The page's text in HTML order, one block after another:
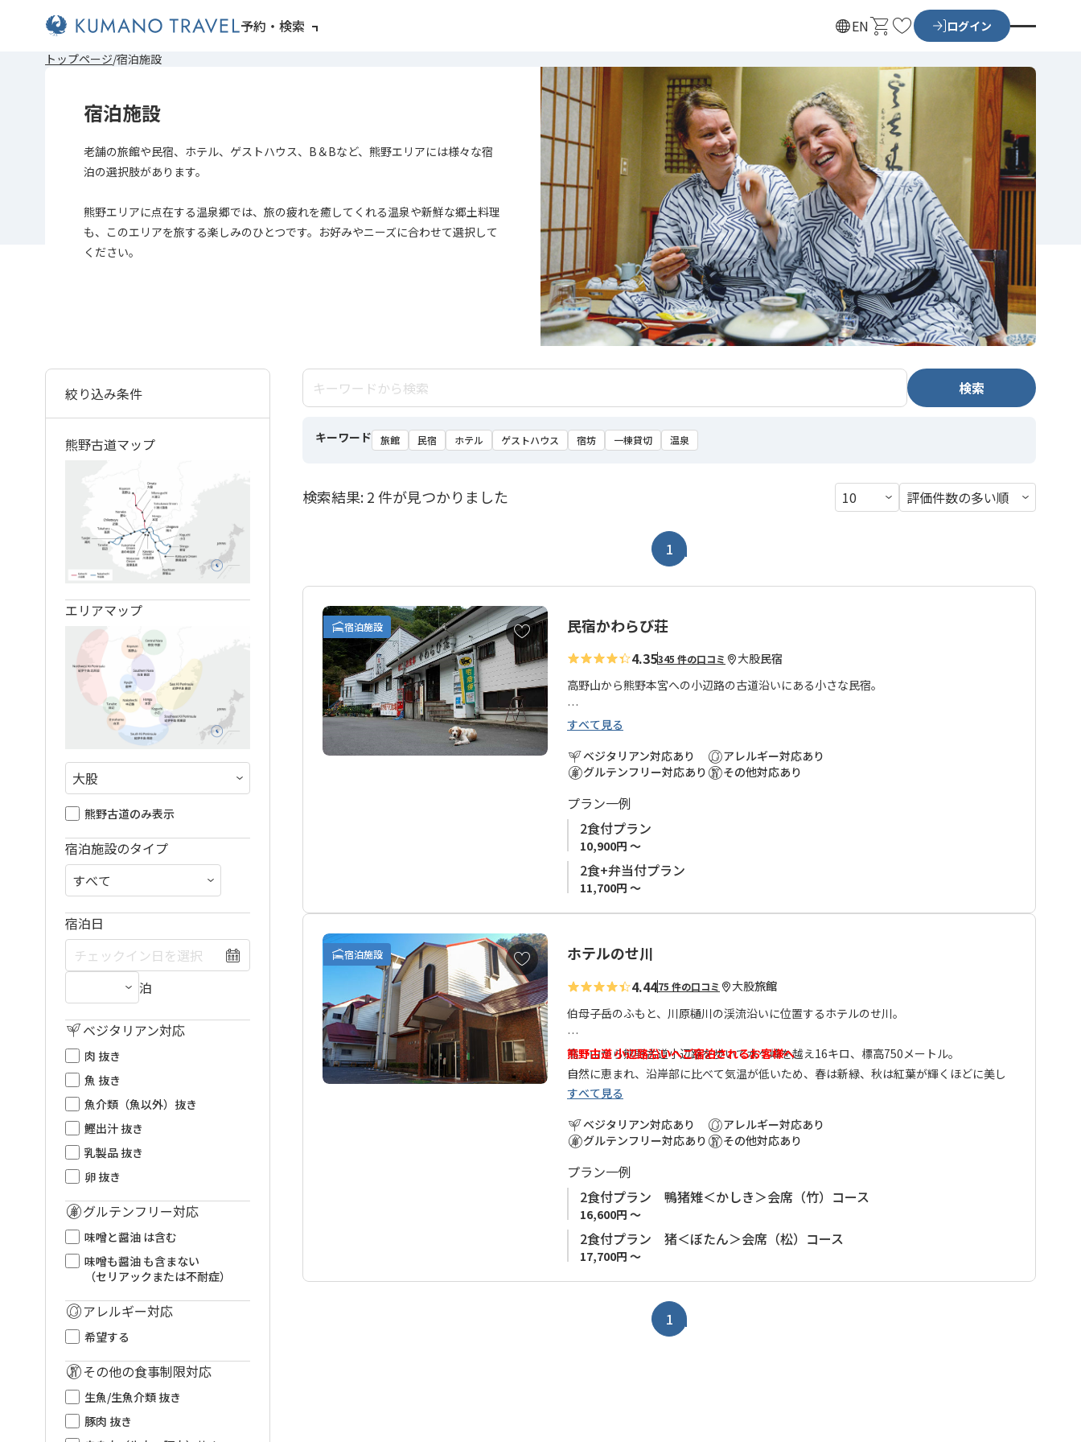
予約・検索 ENカ
ト
お
に
入
り
ログイン
トップページ 宿泊施設
宿泊施設
老舗の旅館や民宿、ホテル、ゲストハウス、B＆Bなど、熊野エリアには様々な宿
泊の選択肢があります。
熊野エリアに点在する温泉郷では、旅の疲れを癒してくれる温泉や新鮮な郷土料理
も、このエリアを旅する楽しみのひとつです。お好みやニーズに合わせて選択して
ください。
検索
キーワード 旅館 民宿 ホテル ゲストハウス 宿坊 一棟貸切 温泉
検索結果: 2 件が見つかりました
1
宿泊施設
お
気
に
入
り
に
追
加
民宿かわらび荘
4.35345 件の口コミ 大股民宿
高野山から熊野本宮への小辺路の古道沿いにある小さな民宿。
高野山から歩いた場合1日目のお宿、熊野本宮から歩いた場合、十津川温泉と三浦口で2
ここから登る伯母子峠は、小辺路でも一番の眺めを誇る峠。春は新緑、秋は紅葉が360
タオルや浴衣などお部屋に常備していないので、ご遠慮なくお声をかけてください。
息子さんが捕獲したイノシシやシカなどを寒い時期には暖かい鍋料理にしてお出しする
こともあります。苦手な方は前もってお知らせください。
熊野古道 小辺路沿いへご宿泊されるお客様へ
小辺路 （高野山～本宮）は、紀伊半島中央部を南北に縦断し、途中には伯母子山をはじ
めとする標高1,000ｍ以上の峠を三度も越える、熊野参詣道の中でも最も険しい道で
確保の観点から、小辺路ルートを全区間歩かれる方には各集落（高野山、大股、三浦
口、十津川温泉）で宿泊地を手配して頂くようお願い致しております。 ※各集落での宿
泊施設の手配を、弊社予約サイトを通してお申込みいただけない場合、（お客様ご自身
ます。 ※お客様の安全の確認が取れない行程の場合、手配をお断りさせて頂く場合がご
ざいます。予めご了承ください。
すべて見る
ベジタリアン対応あり
グルテンフリー対応あり
アレルギー対応あり
その他対応あり
プラン一例
2食付プラン
10,900円 ～
2食+弁当付プラン
11,700円 ～
宿泊施設
お
気
に
入
り
に
追
加
ホテルのせ川
4.4475 件の口コミ 大股旅館
伯母子岳のふもと、川原樋川の渓流沿いに位置するホテルのせ川。
高野山から熊野古道小辺路を歩いて水ケ峰を越え16キロ、標高750メートル。
自然に恵まれ、沿岸部に比べて気温が低いため、春は新緑、秋は紅葉が輝くほどに美し
い集落です。
絡いただければお迎えにあがります。
事前予約で高野山からの無料送迎がございますので、小辺路歩きのアレンジが可能と大
好評です。
川魚や猪、雉などの新鮮な食材で料理した、山里ならではのお料理を提供しておりま
す。
熊野古道 小辺路沿いへご宿泊されるお客様へ
小辺路 （高野山～本宮）は、紀伊半島中央部を南北に縦断し、途中には伯母子山をはじ
す。 中辺路ルートと比較し、”健脚者”向けのコースとなります。 弊社ではお客様の安全
確保の観点から、小辺路ルートを全区間歩かれる方には各集落（高野山、大股、三浦
口、十津川温泉）で宿泊地を手配して頂くようお願い致しております。 ※各集落での宿
泊施設の手配を、弊社予約サイトを通してお申込みいただけない場合、（お客様ご自身
で既にお手配された場合も含めて）宿泊先、および行程の確認連絡をさせて頂いており
ます。 ※お客様の安全の確認が取れない行程の場合、手配をお断りさせて頂く場合がご
ざいます。予めご了承ください。
すべて見る
ベジタリアン対応あり
グルテンフリー対応あり
アレルギー対応あり
その他対応あり
プラン一例
2食付プラン 鴨猪雉＜かしき＞会席（竹）コース
16,600円 ～
2食付プラン 猪＜ぼたん＞会席（松）コース
17,700円 ～
1
絞り込み条件
熊野古道マップ
エリアマップ
熊野古道のみ表示
宿泊施設のタイプ
宿泊日
泊
ベジタリアン対応
肉 抜き
魚 抜き
魚介類（魚以外）抜き
鰹出汁 抜き
乳製品 抜き
卵 抜き
グルテンフリー対応
味噌と醤油 は含む
味噌も醤油 も含まない
（セリアックまたは不耐症）
アレルギー対応
希望する
その他の食事制限対応
生魚/生魚介類 抜き
豚肉 抜き